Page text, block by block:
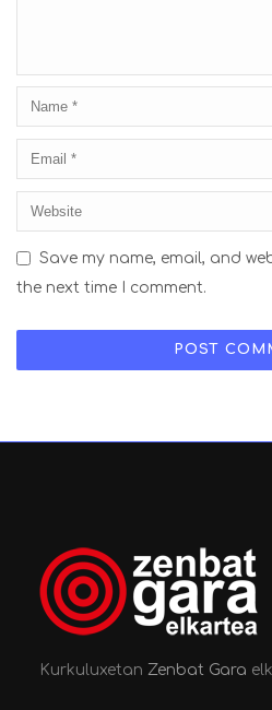
Save my name, email, and
the next time I comment.
KurkuluxetanZenbat Gara